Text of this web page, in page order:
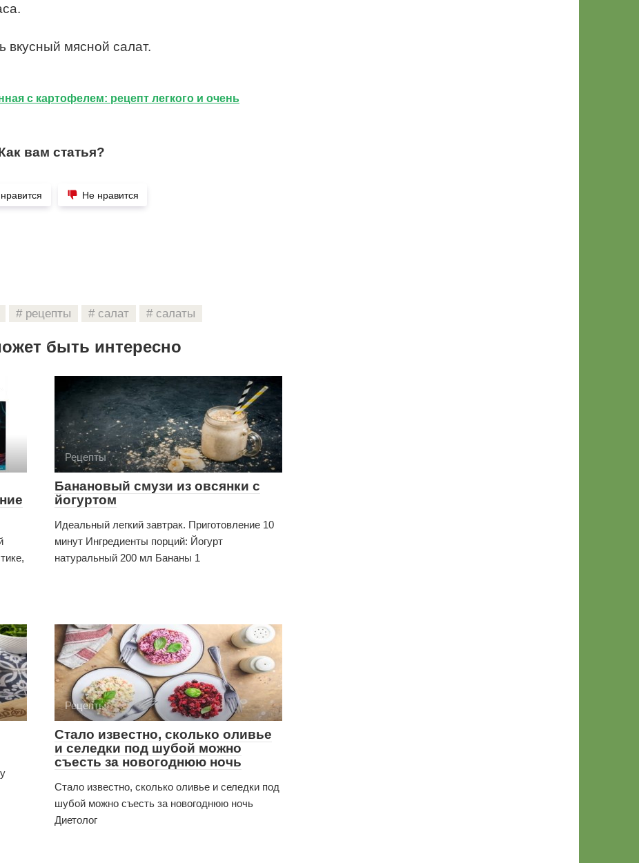
вкусный мясной салат.
с картофелем: рецепт легкого и очень
вам статья?
Не нравится
рецепты салат салаты
быть интересно
Рецепты
Банановый смузи из овсянки с
йогуртом
Идеальный легкий завтрак. Приготовление 10
минут Ингредиенты порций: Йогурт
натуральный 200 мл Бананы 1
Рецепты
Стало известно, сколько оливье
и селедки под шубой можно
съесть за новогоднюю ночь
Стало известно, сколько оливье и селедки под
шубой можно съесть за новогоднюю ночь
Диетолог